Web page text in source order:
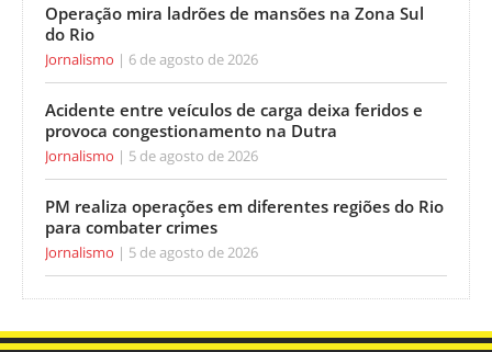
Operação mira ladrões de mansões na Zona Sul
do Rio
Jornalismo 6 de agosto de 2026
Acidente entre veículos de carga deixa feridos e
provoca congestionamento na Dutra
Jornalismo 5 de agosto de 2026
PM realiza operações em diferentes regiões do Rio
para combater crimes
Jornalismo 5 de agosto de 2026